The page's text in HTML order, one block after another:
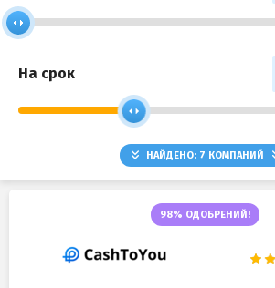
На срок
НАЙДЕНО: 7 КОМПАНИЙ
98% ОДОБРЕНИЙ!